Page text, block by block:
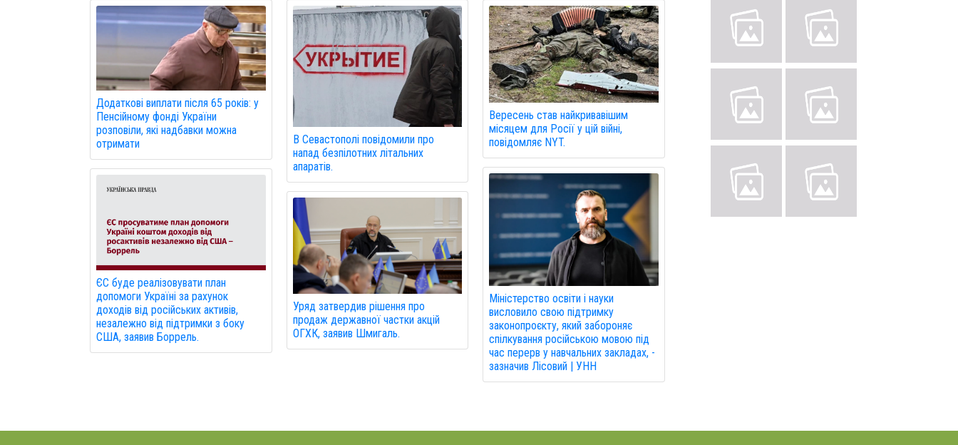
Додаткові виплати після 65 років: у
Пенсійному фонді України
розповіли, які надбавки можна
отримати
ЄС буде реалізовувати план
допомоги Україні за рахунок
доходів від російських активів,
незалежно від підтримки з боку
США, заявив Боррель.
В Севастополі повідомили про
напад безпілотних літальних
апаратів.
Уряд затвердив рішення про
продаж державної частки акцій
ОГХК, заявив Шмигаль.
Вересень став найкривавішим
місяцем для Росії у цій війні,
повідомляє NYT.
Міністерство освіти і науки
висловило свою підтримку
законопроєкту, який забороняє
спілкування російською мовою під
час перерв у навчальних закладах, -
зазначив Лісовий | УНН